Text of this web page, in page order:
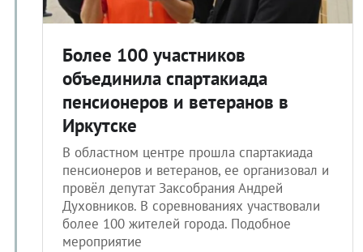
Более 100 участников
объединила спартакиада
пенсионеров и ветеранов в
Иркутске
В областном центре прошла спартакиада
пенсионеров и ветеранов, ее организовал и
провёл депутат Заксобрания Андрей
Духовников. В соревнованиях участвовали
более 100 жителей города. Подобное
мероприятие